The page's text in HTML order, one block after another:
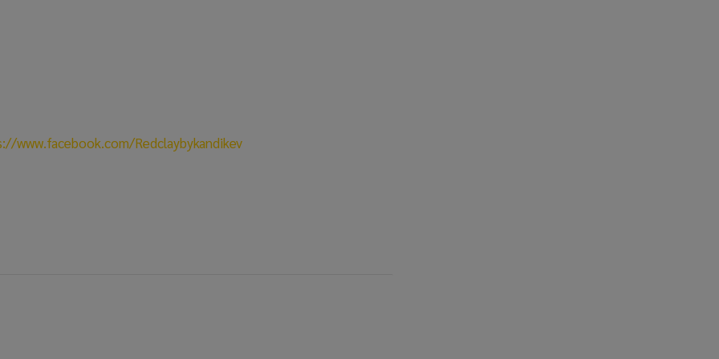
www.facebook.com/Redclaybykandikev